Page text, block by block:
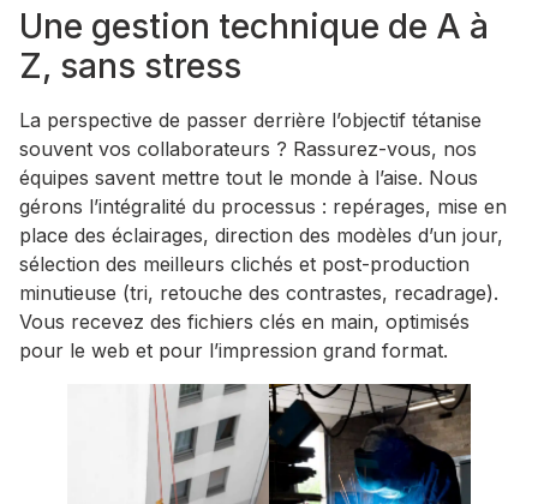
Une gestion technique de A à
Z, sans stress
La perspective de passer derrière l’objectif tétanise
souvent vos collaborateurs ? Rassurez-vous, nos
équipes savent mettre tout le monde à l’aise. Nous
gérons l’intégralité du processus : repérages, mise en
place des éclairages, direction des modèles d’un jour,
sélection des meilleurs clichés et post-production
minutieuse (tri, retouche des contrastes, recadrage).
Vous recevez des fichiers clés en main, optimisés
pour le web et pour l’impression grand format.